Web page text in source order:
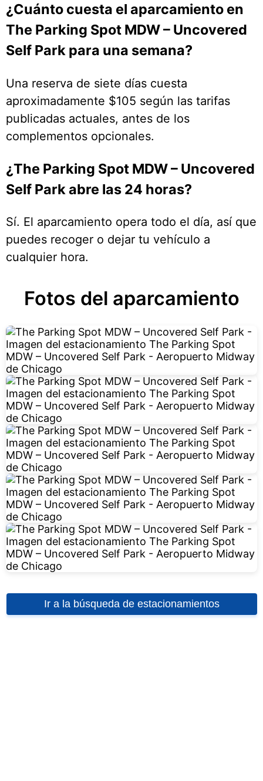
¿Cuánto cuesta el aparcamiento en
The Parking Spot MDW – Uncovered
Self Park para una semana?
Una reserva de siete días cuesta
aproximadamente $105 según las tarifas
publicadas actuales, antes de los
complementos opcionales.
¿The Parking Spot MDW – Uncovered
Self Park abre las 24 horas?
Sí. El aparcamiento opera todo el día, así que
puedes recoger o dejar tu vehículo a
cualquier hora.
Fotos del aparcamiento
Ir a la búsqueda de estacionamientos